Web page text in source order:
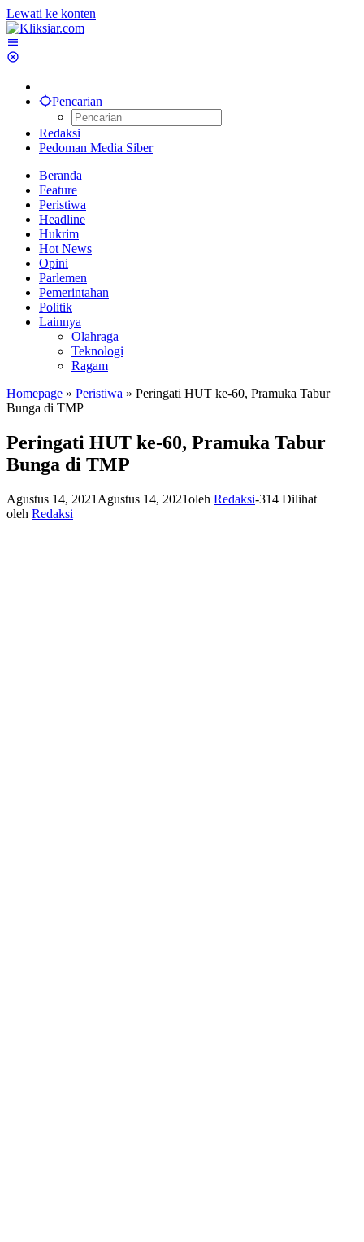
Lewati ke konten
Pencarian
Redaksi
Pedoman Media Siber
Beranda
Feature
Peristiwa
Headline
Hukrim
Hot News
Opini
Parlemen
Pemerintahan
Politik
Lainnya
Olahraga
Teknologi
Ragam
Homepage » Peristiwa » Peringati HUT ke-60, Pramuka Tabur
Bunga di TMP
Peringati HUT ke-60, Pramuka Tabur
Bunga di TMP
Agustus 14, 2021 Agustus 14, 2021oleh Redaksi-314 Dilihat
oleh Redaksi